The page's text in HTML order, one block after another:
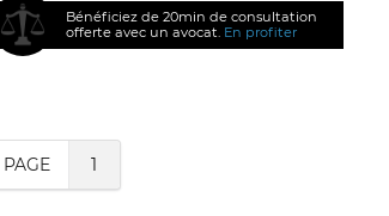
Bénéficiez de 20min de consultation
offerte avec un avocat. En profiter
PAGE 1